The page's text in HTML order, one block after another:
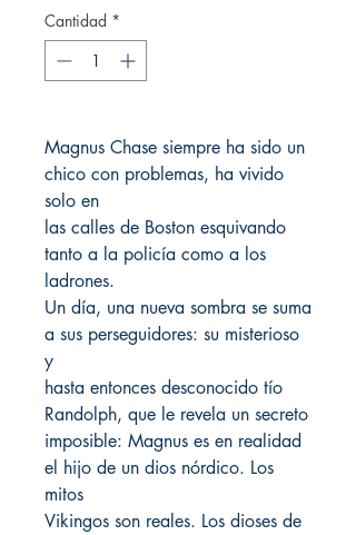
Cantidad *
Magnus Chase siempre ha sido un
chico con problemas, ha vivido
solo en
las calles de Boston esquivando
tanto a la policía como a los
ladrones.
Un día, una nueva sombra se suma
a sus perseguidores: su misterioso
y
hasta entonces desconocido tío
Randolph, que le revela un secreto
imposible: Magnus es en realidad
el hijo de un dios nórdico. Los
mitos
Vikingos son reales. Los dioses de